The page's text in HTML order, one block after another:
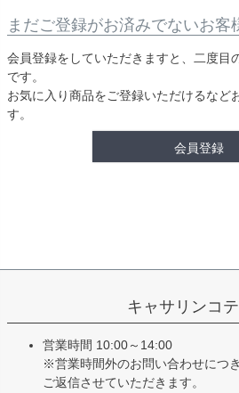
まだご登録がお済みでないお客
会員登録をしていただきますと、二度目
です。
お気に入り商品をご登録いただけるなど
す。
会員登録
キャサリンコ
営業時間 10:00～14:00
※営業時間外のお問い合わせにつ
ご返信させていただきます。